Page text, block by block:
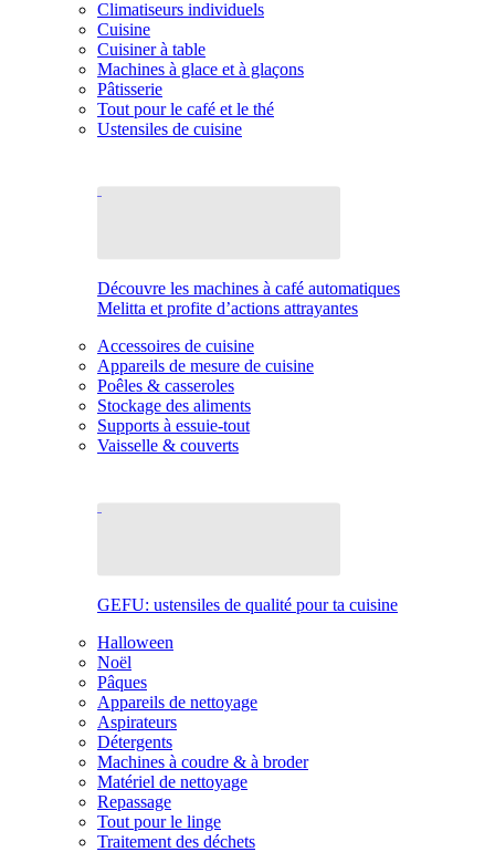
Climatiseurs individuels
Cuisine
Cuisiner à table
Machines à glace et à glaçons
Pâtisserie
Tout pour le café et le thé
Ustensiles de cuisine
Découvre les machines à café automatiques
Melitta et profite d’actions attrayantes
Accessoires de cuisine
Appareils de mesure de cuisine
Poêles & casseroles
Stockage des aliments
Supports à essuie-tout
Vaisselle & couverts
GEFU: ustensiles de qualité pour ta cuisine
Halloween
Noël
Pâques
Appareils de nettoyage
Aspirateurs
Détergents
Machines à coudre & à broder
Matériel de nettoyage
Repassage
Tout pour le linge
Traitement des déchets